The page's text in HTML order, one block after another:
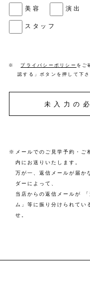
美容 演出
スタッフ
※ プライバシーポリシー をご
認する」ボタンを押して下さ
未入力の
※ メールでのご見学予約・
内にお送りいたします。
万が一、返信メールが届か
ダーによって、
当店からの返信メールが
ム」等に振り分けられてい
せ。